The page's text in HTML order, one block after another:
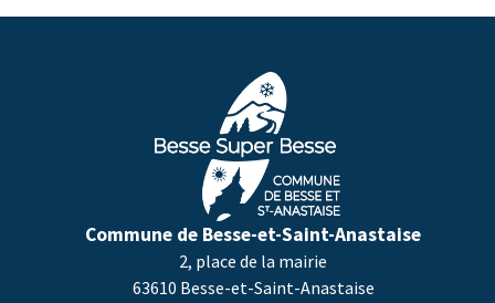
Commune de Besse-et-Saint-Anastaise
2, place de la mairie
63610 Besse-et-Saint-Anastaise